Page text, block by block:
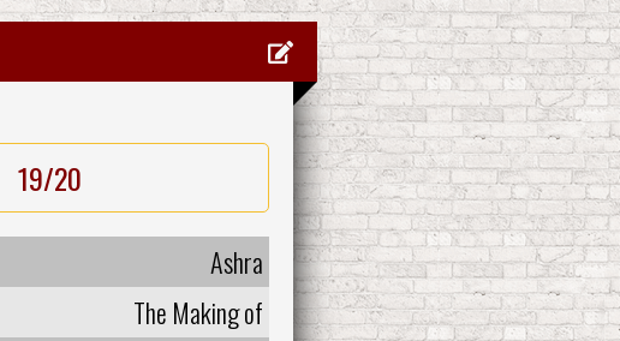
19/20
Ashra
The Making of